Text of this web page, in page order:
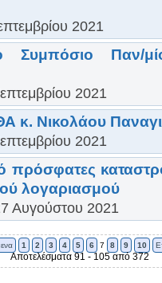
2021
Συμπόσιο Παν/
2021
κ. Νικολάου
2021
πρόσφατες
λογαριασμού
Αυγούστου 2021
1 2 3 4 5 6 7 8 9 10
Αποτελέσματα 91 - 105 από 372